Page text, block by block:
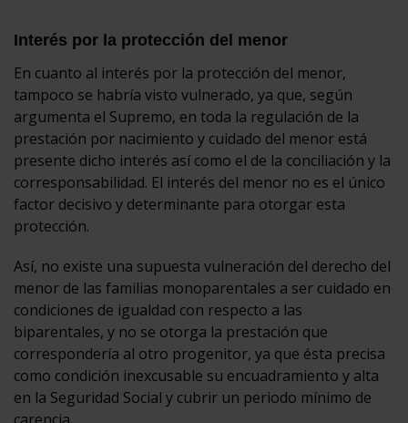
Interés por la protección del menor
En cuanto al interés por la protección del menor,
tampoco se habría visto vulnerado, ya que, según
argumenta el Supremo, en toda la regulación de la
prestación por nacimiento y cuidado del menor está
presente dicho interés así como el de la conciliación y la
corresponsabilidad. El interés del menor no es el único
factor decisivo y determinante para otorgar esta
protección.
Así, no existe una supuesta vulneración del derecho del
menor de las familias monoparentales a ser cuidado en
condiciones de igualdad con respecto a las
biparentales, y no se otorga la prestación que
correspondería al otro progenitor, ya que ésta precisa
como condición inexcusable su encuadramiento y alta
en la Seguridad Social y cubrir un periodo mínimo de